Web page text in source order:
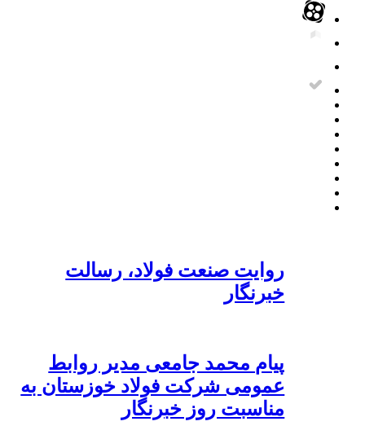
روایت صنعت فولاد،‌ رسالت
خبرنگار
پیام محمد جامعی مدیر روابط
عمومی شرکت فولاد خوزستان به
مناسبت روز خبرنگار